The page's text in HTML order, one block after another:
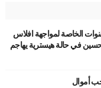
الخاصة لمواجهة افلاس
في حالة هيسترية يهاجم
أموال